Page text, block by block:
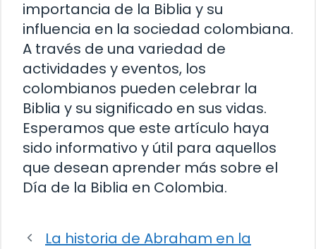
importancia de la Biblia y su
influencia en la sociedad colombiana.
A través de una variedad de
actividades y eventos, los
colombianos pueden celebrar la
Biblia y su significado en sus vidas.
Esperamos que este artículo haya
sido informativo y útil para aquellos
que desean aprender más sobre el
Día de la Biblia en Colombia.
La historia de Abraham en la